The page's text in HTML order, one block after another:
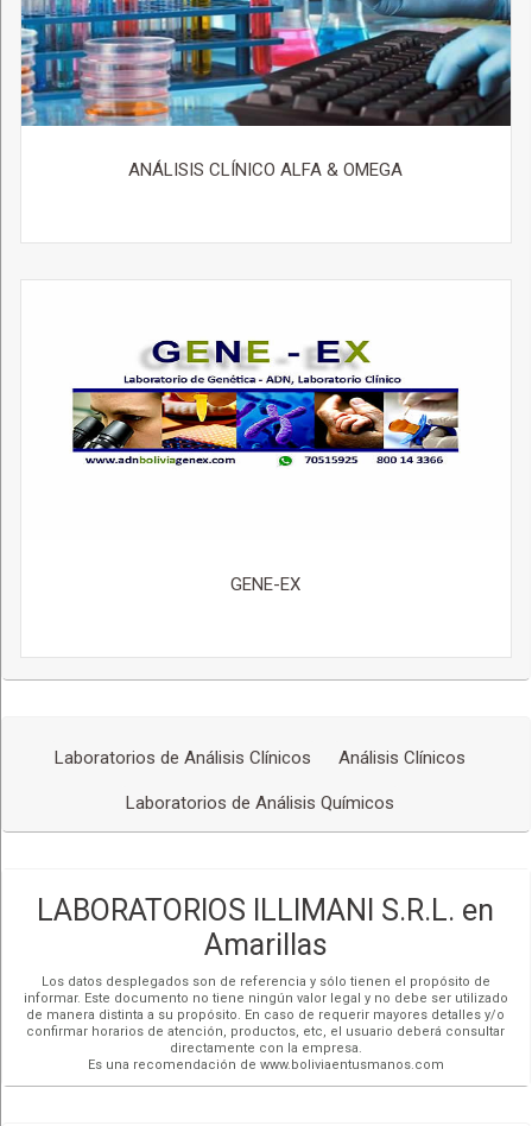
ANÁLISIS CLÍNICO ALFA & OMEGA
GENE-EX
Laboratorios de Análisis Clínicos Análisis Clínicos
Laboratorios de Análisis Químicos
LABORATORIOS ILLIMANI S.R.L. en
Amarillas
Los datos desplegados son de referencia y sólo tienen el propósito de
informar. Este documento no tiene ningún valor legal y no debe ser utilizado
de manera distinta a su propósito. En caso de requerir mayores detalles y/o
confirmar horarios de atención, productos, etc, el usuario deberá consultar
directamente con la empresa.
Es una recomendación de www.boliviaentusmanos.com